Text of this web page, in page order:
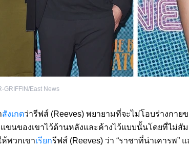
GRIFFIN/East News
สังเกตว่ารีฟส์ (Reeves) พยายามที่จะไม่โอบร่างกา
แขนของเขาไว้ด้านหลังและค้างไว้แบบนั้นโดยที่ไม่สั
พวกเขาเรียกรีฟส์ (Reeves) ว่า “ราชาที่น่าเคารพ” แ